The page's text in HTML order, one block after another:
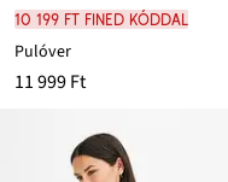
10 199 Ft FINED kóddal
Pulóver
11 999 Ft